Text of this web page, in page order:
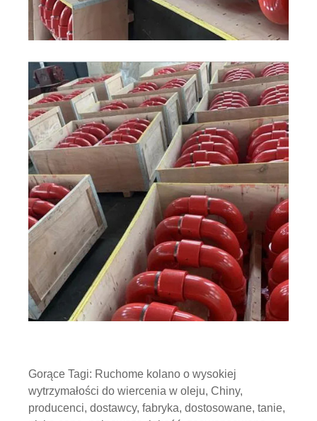
Gorące Tagi: Ruchome kolano o wysokiej
wytrzymałości do wiercenia w oleju, Chiny,
producenci, dostawcy, fabryka, dostosowane, tanie,